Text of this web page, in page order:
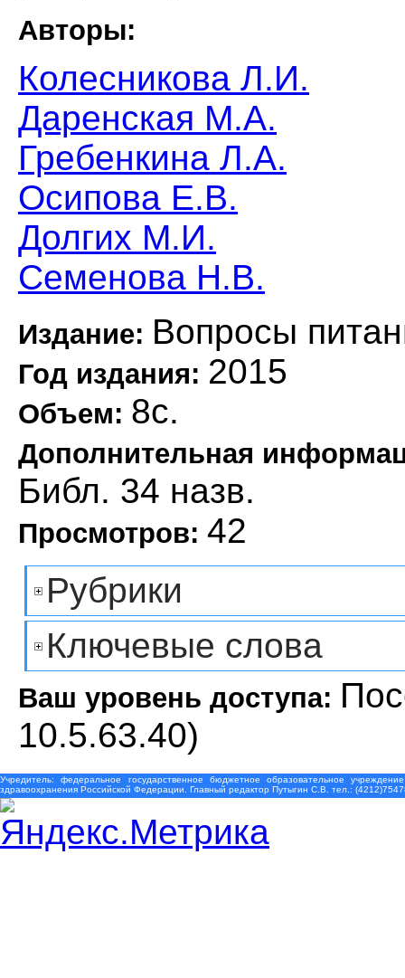
Авторы:
Колесникова Л.И.
Даренская М.А.
Гребенкина Л.А.
Осипова Е.В.
Долгих М.И.
Семенова Н.В.
Издание: Вопросы
Год издания: 2015
Объем: 8с.
Дополнительная
Библ. 34 назв.
Просмотров: 42
Рубрики
Ключевые слова
Ваш уровень доступа:
10.5.63.40)
Учредитель: федеральное государственное бюджетное образовательное
здравоохранения Российской Федерации. Главный редактор Путыгин С.В. тел.: